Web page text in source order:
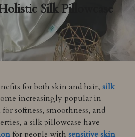
Silk Pillowcase
for both skin and hair, silk
increasingly popular in
softness, smoothness, and
a silk pillowcase have
for people with sensitive skin